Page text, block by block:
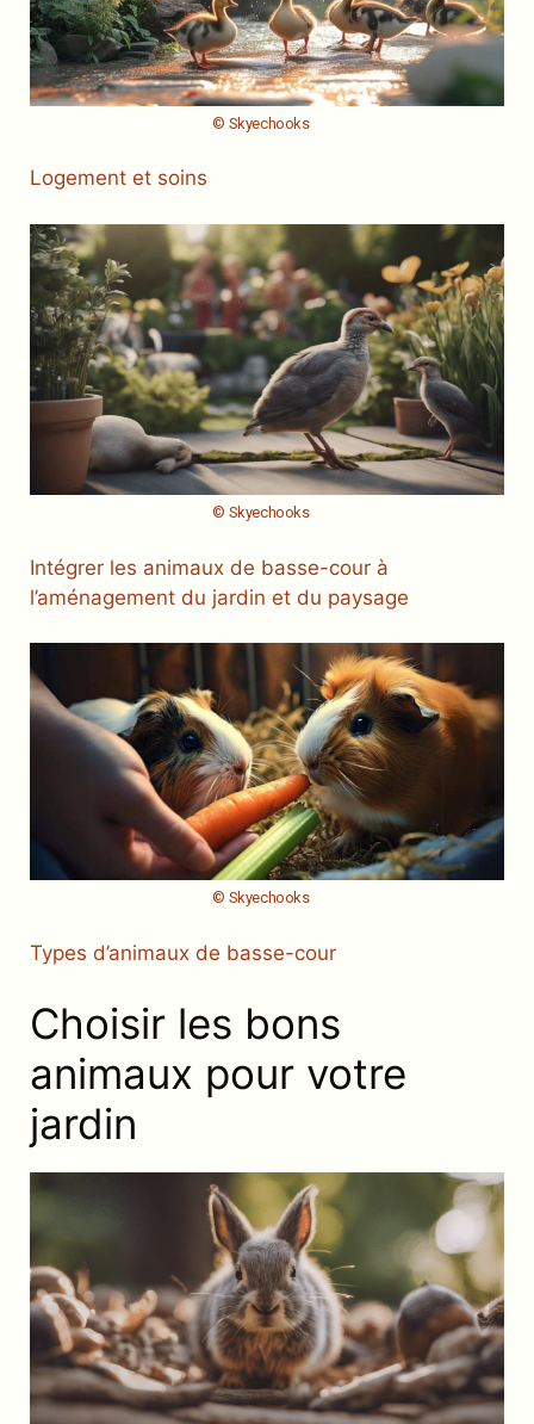
© Skyechooks
Logement et soins
© Skyechooks
Intégrer les animaux de basse-cour à
l’aménagement du jardin et du paysage
© Skyechooks
Types d’animaux de basse-cour
Choisir les bons
animaux pour votre
jardin